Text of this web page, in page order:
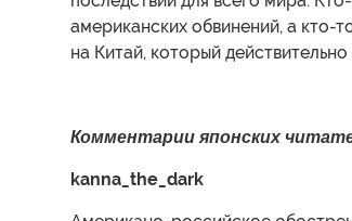
американских обвинений, а кто-
на Китай, который
Комментарии японских
kanna_the_dark